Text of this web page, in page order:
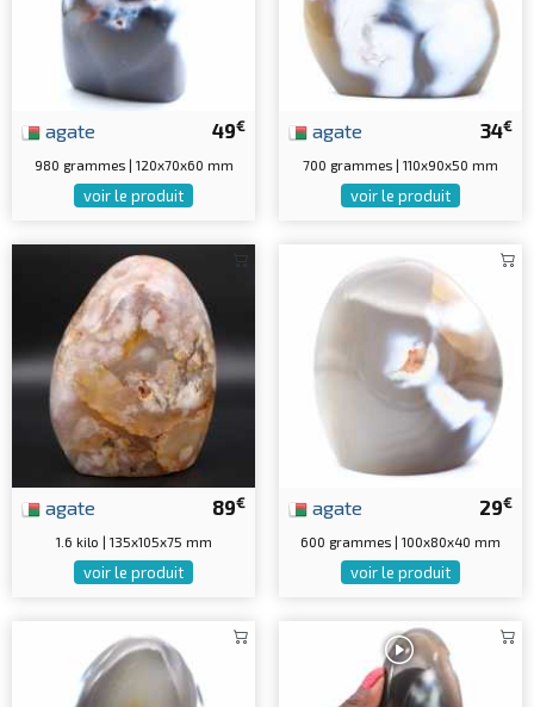
49€
agate
980 grammes | 120x70x60 mm
voir le produit
34€
agate
700 grammes | 110x90x50 mm
voir le produit
89€
agate
1.6 kilo | 135x105x75 mm
voir le produit
29€
agate
600 grammes | 100x80x40 mm
voir le produit